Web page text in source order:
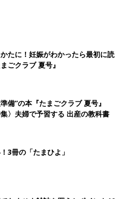
たに！妊娠がわかったら最初に読
ごクラブ 夏号』
備”の本『たまごクラブ 夏号』
集〉夫婦で予習する 出産の教科書
3冊の「たまひよ」